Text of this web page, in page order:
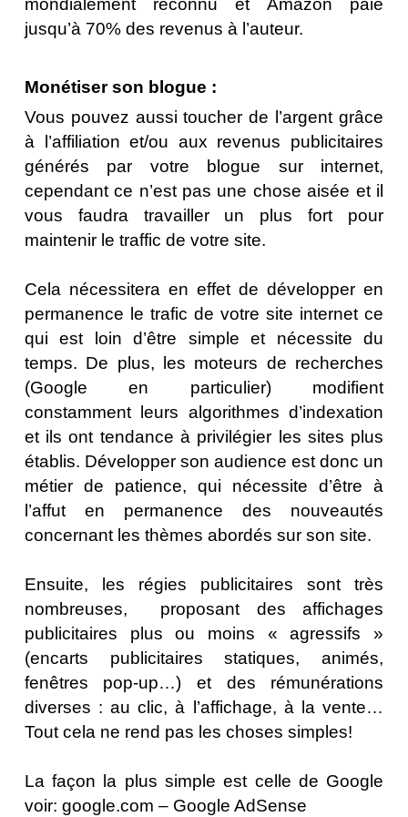
mondialement reconnu et Amazon paie
jusqu’à 70% des revenus à l’auteur.
Monétiser son blogue :
Vous pouvez aussi toucher de l’argent grâce
à l’affiliation et/ou aux revenus publicitaires
générés par votre blogue sur internet,
cependant ce n’est pas une chose aisée et il
vous faudra travailler un plus fort pour
maintenir le traffic de votre site.
Cela nécessitera en effet de développer en
permanence le trafic de votre site internet ce
qui est loin d’être simple et nécessite du
temps. De plus, les moteurs de recherches
(Google en particulier) modifient
constamment leurs algorithmes d’indexation
et ils ont tendance à privilégier les sites plus
établis. Développer son audience est donc un
métier de patience, qui nécessite d’être à
l’affut en permanence des nouveautés
concernant les thèmes abordés sur son site.
Ensuite, les régies publicitaires sont très
nombreuses, proposant des affichages
publicitaires plus ou moins « agressifs »
(encarts publicitaires statiques, animés,
fenêtres pop-up…) et des rémunérations
diverses : au clic, à l’affichage, à la vente…
Tout cela ne rend pas les choses simples!
La façon la plus simple est celle de Google
voir: google.com – Google AdSense‎